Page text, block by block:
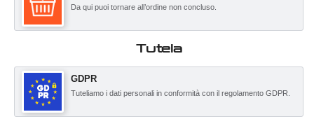
Da qui puoi tornare all’ordine non concluso.
Tutela
GDPR
Tuteliamo i dati personali in conformità con il regolamento GDPR.